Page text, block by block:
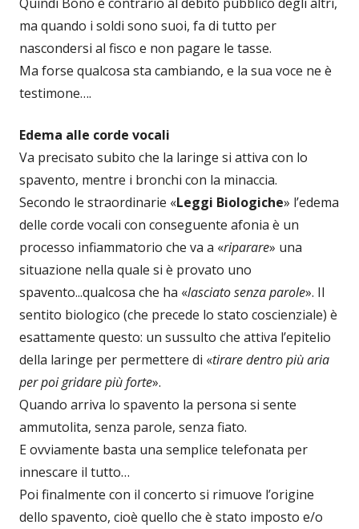
ma quando i soldi sono suoi, fa di tutto per
nascondersi al fisco e non pagare le tasse.
Ma forse qualcosa sta cambiando, e la sua voce ne è
testimone….
Edema alle corde vocali
Va precisato subito che la laringe si attiva con lo
spavento, mentre i bronchi con la minaccia.
Secondo le straordinarie «Leggi Biologiche» l’edema
delle corde vocali con conseguente afonia è un
processo infiammatorio che va a «riparare» una
situazione nella quale si è provato uno
spavento...qualcosa che ha «lasciato senza parole». Il
sentito biologico (che precede lo stato coscienziale) è
esattamente questo: un sussulto che attiva l’epitelio
della laringe per permettere di «tirare dentro più aria
per poi gridare più forte».
Quando arriva lo spavento la persona si sente
ammutolita, senza parole, senza fiato.
E ovviamente basta una semplice telefonata per
innescare il tutto…
Poi finalmente con il concerto si rimuove l’origine
dello spavento, cioè quello che è stato imposto e/o